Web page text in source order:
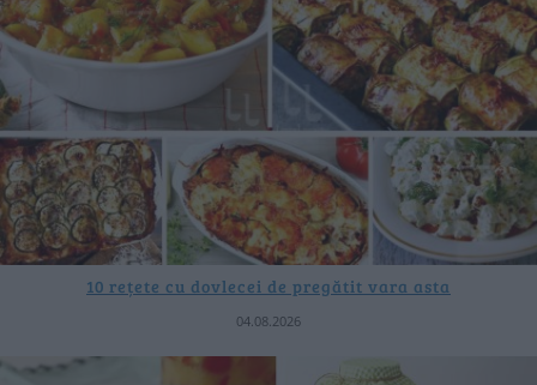
10 rețete cu dovlecei de pregătit vara asta
04.08.2026